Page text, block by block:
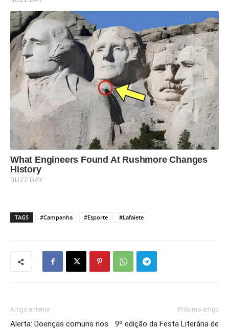
TAGS #Campanha #Esporte #Lafaiete
Artigo anterior
Alerta: Doenças comuns nos
Próximo artigo
9º edição da Festa Literária de